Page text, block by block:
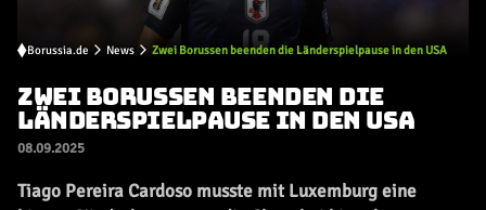
Borussia.de News Zwei Borussen beenden die Länderspielpause in den USA
ZWEI BORUSSEN BEENDEN DIE
LÄNDERSPIELPAUSE IN DEN USA
08.09.2025
Tiago Pereira Cardoso musste mit Luxemburg eine